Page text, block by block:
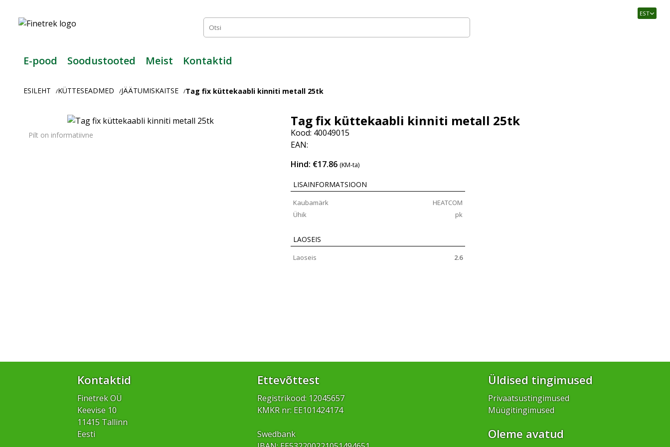
Usaldusväärne
tööstusautomaatika
EST
E-pood Soodustooted Meist Kontaktid
ESILEHT /KÜTTESEADMED /JÄÄTUMISKAITSE /Tag fix küttekaabli kinniti metall 25tk
Pilt on informatiivne
Tag fix küttekaabli kinniti metall 25tk
Kood: 40049015
EAN:
Hind: €17.86(KM-ta)
LISAINFORMATSIOON
Kaubamärk
HEATCOM
Ühik
pk
LAOSEIS
Laoseis 2.6
Kontaktid
Finetrek OÜ
Keevise 10
11415 Tallinn
Eesti
Ettevõttest
Registrikood: 12045657
KMKR nr: EE101424174
Swedbank
Üldised tingimused
Privaatsustingimused
Müügitingimused
Oleme avatud